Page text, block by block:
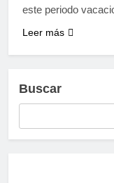
este periodo
Leer más
Buscar